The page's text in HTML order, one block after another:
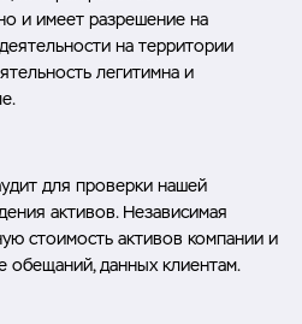
и имеет разрешение на
на территории
легитимна и
для проверки нашей
активов. Независимая
стоимость активов компании и
обещаний, данных клиентам.